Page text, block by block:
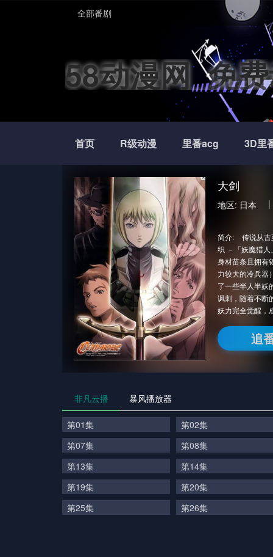
全部番剧
58动漫网_免
首页 R级动漫 里番acg 3D里
大剑
地区: 日本
简介:
传说从
织 －「妖魔猎
身材苗条且拥有
力较大的冷兵
了一些半人半妖
讽刺，随着不断
妖力完全觉醒，
追
非凡云播 暴风播放器
第01集
第02集
第07集
第08集
第13集
第14集
第19集
第20集
第25集
第26集